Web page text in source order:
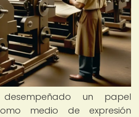
un papel
medio de expresión